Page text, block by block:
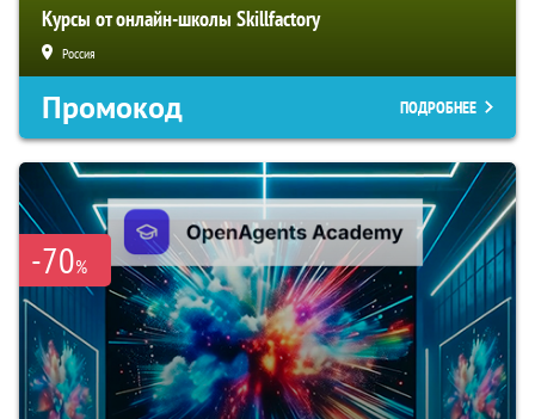
Курсы от онлайн-школы Skillfactory
Россия
Промокод ПОДРОБНЕЕ
-70%